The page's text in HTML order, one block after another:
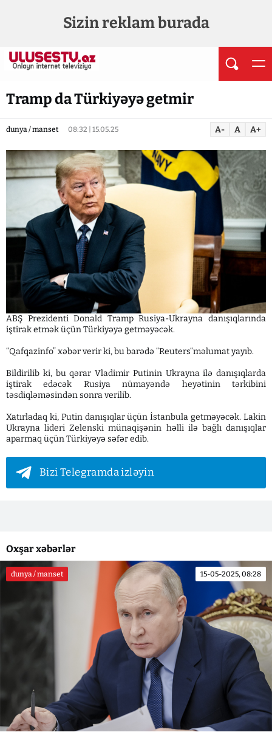
Sizin reklam burada
Tramp da Türkiyəyə getmir
dunya / manset 08:32 | 15.05.25 A- A A+
ABŞ Prezidenti Donald Tramp Rusiya-Ukrayna danışıqlarında
iştirak etmək üçün Türkiyəyə getməyəcək.
“Qafqazinfo” xəbər verir ki, bu barədə “Reuters“məlumat yayıb.
Bildirilib ki, bu qərar Vladimir Putinin Ukrayna ilə danışıqlarda
iştirak edəcək Rusiya nümayəndə heyətinin tərkibini
təsdiqləməsindən sonra verilib.
Xatırladaq ki, Putin danışıqlar üçün İstanbula getməyəcək. Lakin
Ukrayna lideri Zelenski münaqişənin həlli ilə bağlı danışıqlar
aparmaq üçün Türkiyəyə səfər edib.
Bizi Telegramda izləyin
Oxşar xəbərlər
dunya / manset 15-05-2025, 08:28